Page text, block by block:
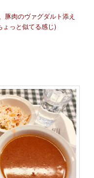
豚肉のヴァグダルト添え
っと似てる感じ)